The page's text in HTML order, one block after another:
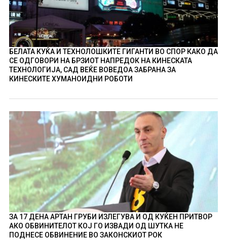
БЕЛАТА КУЌА И ТЕХНОЛОШКИТЕ ГИГАНТИ ВО СПОР КАКО ДА
СЕ ОДГОВОРИ НА БРЗИОТ НАПРЕДОК НА КИНЕСКАТА
ТЕХНОЛОГИЈА, САД ВЕЌЕ ВОВЕДОА ЗАБРАНА ЗА
КИНЕСКИТЕ ХУМАНОИДНИ РОБОТИ
ЗА 17 ДЕНА АРТАН ГРУБИ ИЗЛЕГУВА И ОД КУЌЕН ПРИТВОР
АКО ОБВИНИТЕЛОТ КОЈ ГО ИЗВАДИ ОД ШУТКА НЕ
ПОДНЕСЕ ОБВИНЕНИЕ ВО ЗАКОНСКИОТ РОК